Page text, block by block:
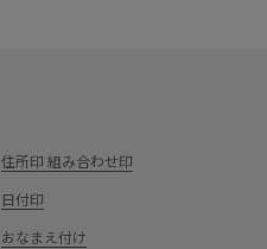
住所印 組み合わせ印
日付印
おなまえ付け